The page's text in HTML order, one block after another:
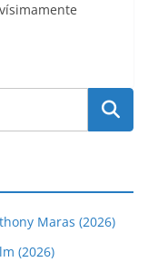
Maras (2026)
(2026)